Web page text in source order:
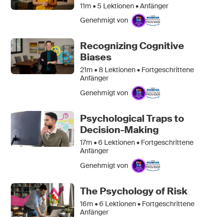
11m •5 Lektionen • Anfänger
Genehmigt von
Recognizing Cognitive
Biases
21m •8 Lektionen • Fortgeschrittene
Anfänger
Genehmigt von
Psychological Traps to
Decision-Making
17m •6 Lektionen • Fortgeschrittene
Anfänger
Genehmigt von
The Psychology of Risk
16m •6 Lektionen • Fortgeschrittene
Anfänger